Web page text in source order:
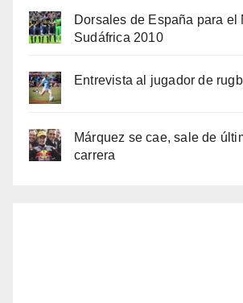
Dorsales de España para el
Sudáfrica 2010
Entrevista al jugador de
Márquez se cae, sale de
carrera